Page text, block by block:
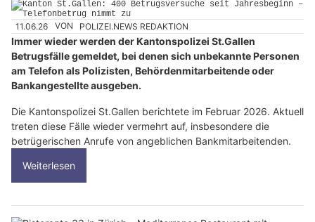
11.06.26 VON POLIZEI.NEWS REDAKTION
Immer wieder werden der Kantonspolizei St.Gallen
Betrugsfälle gemeldet, bei denen sich unbekannte Personen
am Telefon als Polizisten, Behördenmitarbeitende oder
Bankangestellte ausgeben.
Die Kantonspolizei St.Gallen berichtete im Februar 2026. Aktuell
treten diese Fälle wieder vermehrt auf, insbesondere die
betrügerischen Anrufe von angeblichen Bankmitarbeitenden.
Weiterlesen